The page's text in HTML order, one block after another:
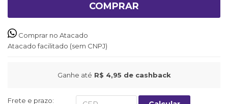
COMPRAR
Comprar no Atacado
Atacado facilitado (sem CNPJ)
Ganhe até R$ 4,95 de cashback
Frete e prazo: